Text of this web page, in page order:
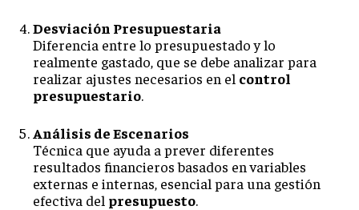
Desviación Presupuestaria
Diferencia entre lo presupuestado y lo
realmente gastado, que se debe analizar para
realizar ajustes necesarios en el control
presupuestario.
Análisis de Escenarios
Técnica que ayuda a prever diferentes
resultados financieros basados en variables
externas e internas, esencial para una gestión
efectiva del presupuesto.